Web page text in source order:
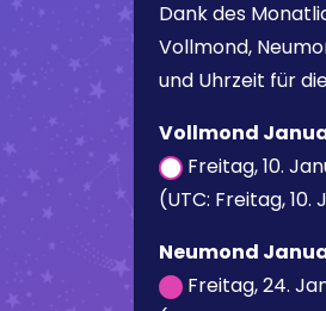
Dank des
Vollmond,
und Uhrzeit für
Vollmond
Freitag, 10.
(UTC: Freitag, 10.
Neumond
Freitag, 24.